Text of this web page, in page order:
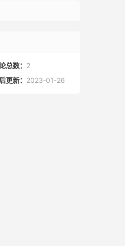
总数： 2
更新： 2023-01-26